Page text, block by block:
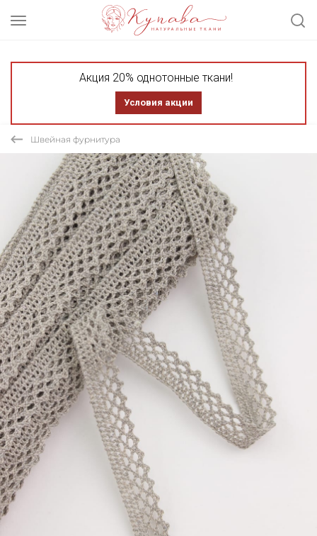
Акция 20% однотонные ткани!
Условия акции
Швейная фурнитура